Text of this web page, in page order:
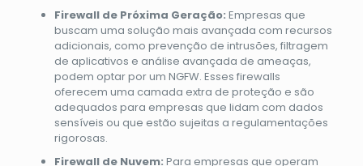
Firewall de Próxima Geração: Empresas que
buscam uma solução mais avançada com recursos
adicionais, como prevenção de intrusões, filtragem
de aplicativos e análise avançada de ameaças,
podem optar por um NGFW. Esses firewalls
oferecem uma camada extra de proteção e são
adequados para empresas que lidam com dados
sensíveis ou que estão sujeitas a regulamentações
rigorosas.
Firewall de Nuvem: Para empresas que operam